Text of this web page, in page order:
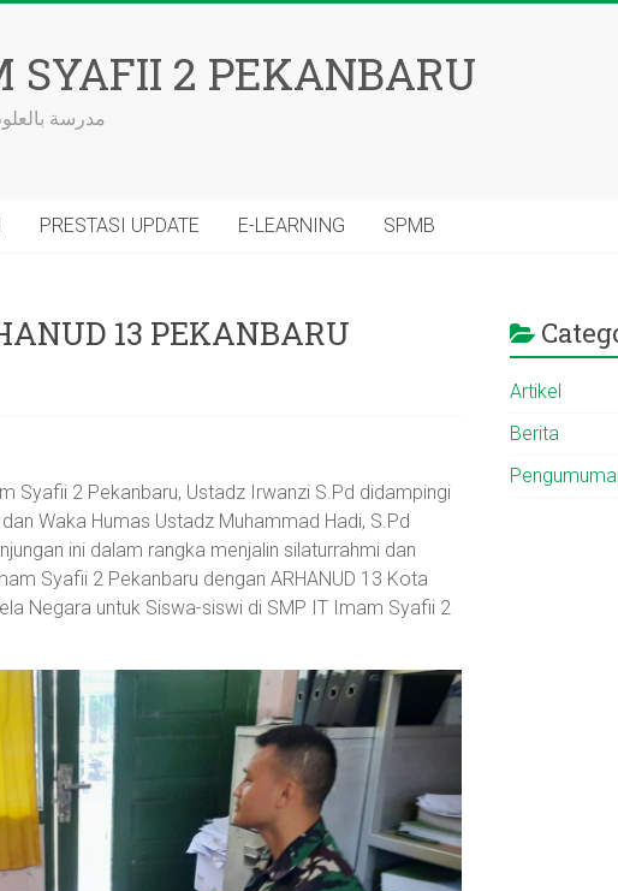
2 PEKANBARU
مدرسة
PRESTASI UPDATE E-LEARNING SPMB
13 PEKANBARU
Syafii 2 Pekanbaru, Ustadz Irwanzi S.Pd didampingi
Waka Humas Ustadz Muhammad Hadi, S.Pd
ini dalam rangka menjalin silaturrahmi dan
Syafii 2 Pekanbaru dengan ARHANUD 13 Kota
Negara untuk Siswa-siswi di SMP IT Imam Syafii 2
Artikel
Berita